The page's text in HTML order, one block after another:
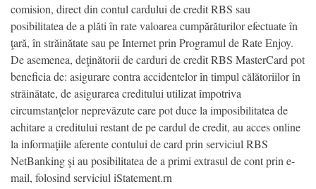
comision, direct din contul cardului de credit RBS sau
posibilitatea de a plăti în rate valoarea cumpărăturilor efectuate în
ţară, în străinătate sau pe Internet prin Programul de Rate Enjoy.
De asemenea, deţinătorii de carduri de credit RBS MasterCard pot
beneficia de: asigurare contra accidentelor în timpul călătoriilor în
străinătate, de asigurarea creditului utilizat împotriva
circumstanţelor neprevăzute care pot duce la imposibilitatea de
achitare a creditului restant de pe cardul de credit, au acces online
la informaţiile aferente contului de card prin serviciul RBS
NetBanking şi au posibilitatea de a primi extrasul de cont prin e-
mail, folosind serviciul iStatement.rn